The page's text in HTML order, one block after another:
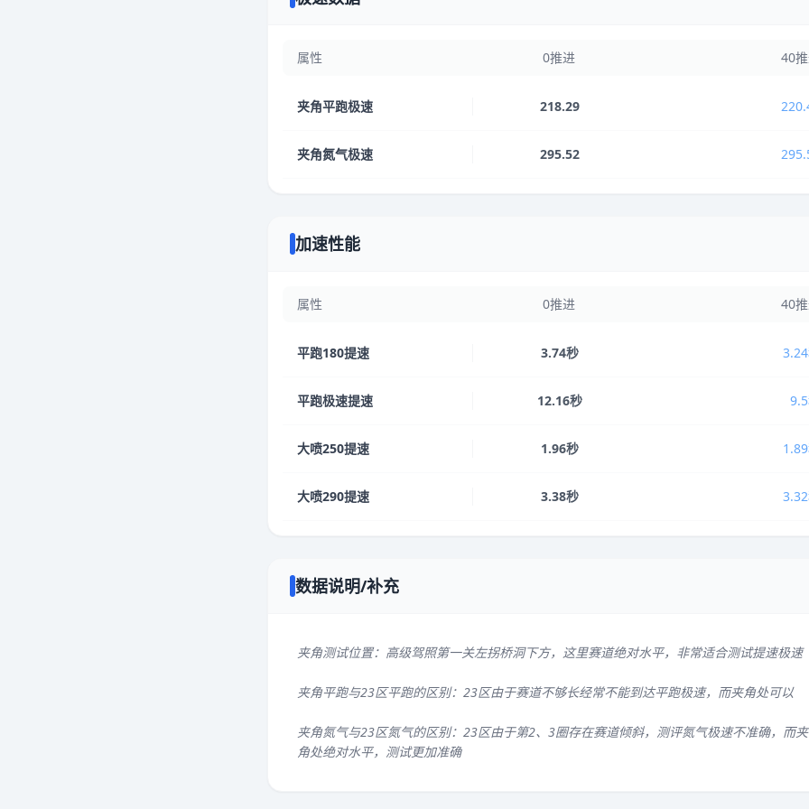
属性 0推进 40
夹角平跑极速 218.29
夹角氮气极速 295.52
加速性能
属性 0推进 40
平跑180提速 3.74秒
平跑极速提速 12.16秒
大喷250提速 1.96秒
大喷290提速 3.38秒
数据说明/补充
夹角测试位置：高级驾照第一关左拐桥洞下方，这里赛道绝对水平，非常适合测试提速极速
夹角平跑与23区平跑的区别：23区由于赛道不够长经常不能到达平跑极速，而夹角处可以
夹角氮气与23区氮气的区别：23区由于第2、3圈存在赛道倾斜，测评氮气极速不准确，而夹
角处绝对水平，测试更加准确